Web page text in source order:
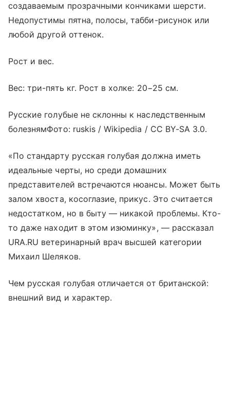
создаваемым прозрачными кончиками шерсти.
Недопустимы пятна, полосы, табби-рисунок или
любой другой оттенок.
Рост и вес.
Вес: три-пять кг. Рост в холке: 20−25 см.
Русские голубые не склонны к наследственным
болезнямФото: ruskis / Wikipedia / CC BY-SA 3.0.
«По стандарту русская голубая должна иметь
идеальные черты, но среди домашних
представителей встречаются нюансы. Может быть
залом хвоста, косоглазие, прикус. Это считается
недостатком, но в быту — никакой проблемы. Кто-
то даже находит в этом изюминку», — рассказал
URA.RU ветеринарный врач высшей категории
Михаил Шеляков.
Чем русская голубая отличается от британской:
внешний вид и характер.